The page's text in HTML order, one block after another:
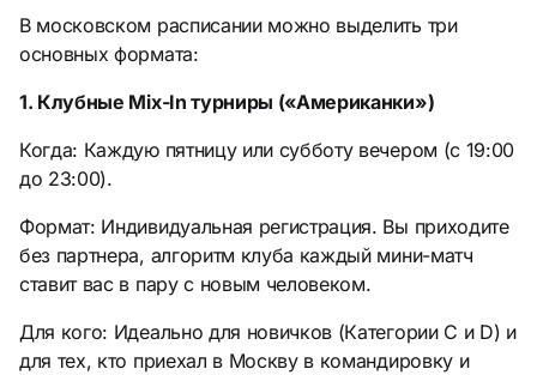
В московском расписании можно выделить три
основных формата:
1. Клубные Mix-In турниры («Американки»)
Когда: Каждую пятницу или субботу вечером (с 19:00
до 23:00).
Формат: Индивидуальная регистрация. Вы приходите
без партнера, алгоритм клуба каждый мини-матч
ставит вас в пару с новым человеком.
Для кого: Идеально для новичков (Категории C и D) и
для тех, кто приехал в Москву в командировку и